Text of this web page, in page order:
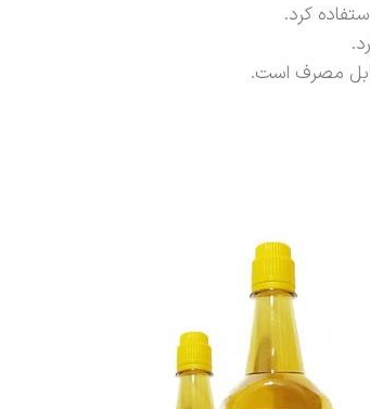
کرد.
مصرف است.